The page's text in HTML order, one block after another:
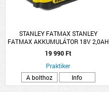
STANLEY FATMAX STANLEY
FATMAX AKKUMULÁTOR 18V 2,0AH
LI-ION
19 990 Ft
Praktiker
A bolthoz
Info